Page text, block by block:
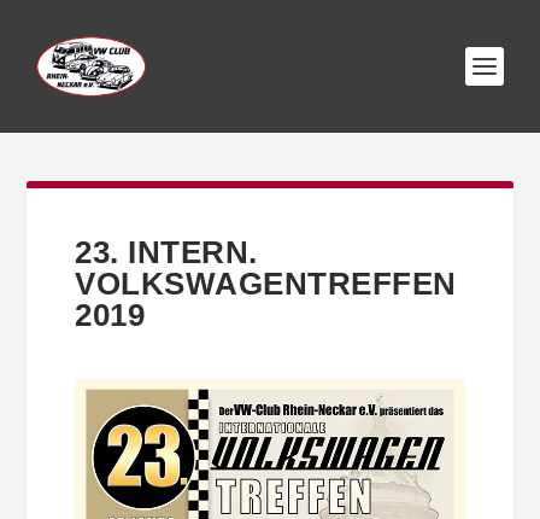
23. INTERN.
VOLKSWAGENTREFFEN
2019